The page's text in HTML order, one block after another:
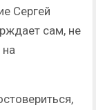
Сергей
сам, не
на